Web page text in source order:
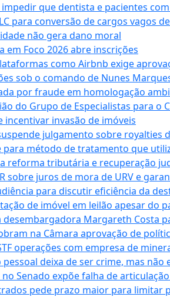
que dentista e pacientes
para conversão de cargos vagos
não gera dano moral
em Foco 2026 abre inscrições
como Airbnb exige
sob o comando de Nunes
por fraude em homologação
do Grupo de Especialistas para o
incentivar invasão de imóveis
julgamento sobre royalties
método de tratamento que
reforma tributária e recuperação
sobre juros de mora de URV e
para discutir eficiência da
de imóvel em leilão apesar do
Margareth Costa
na Câmara aprovação de
operações com empresa de
pessoal deixa de ser crime, mas
Senado expõe falha de
pede prazo maior para limitar